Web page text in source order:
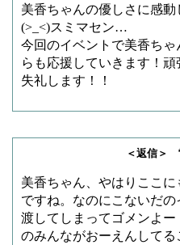
美香ちゃんの優しさに感
(>_<)スミマセン…
今回のイベントで美香ち
らも応援していきます！
失礼します！！
＜返信＞ 雷神王さ
美香ちゃん、やはりここ
ですね。なのにこないだ
渡してしまってゴメンよ
のみんながおーえんして